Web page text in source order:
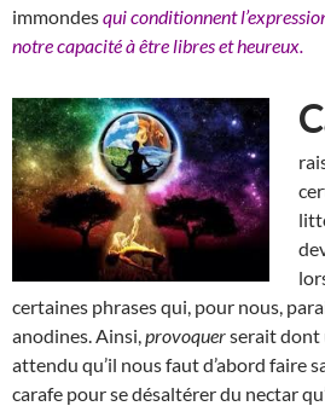
immondesqui conditionnent
notre capacité à être libres et heureux.
C
certaines phrases qui, pour nous,
anodines. Ainsi, provoquerserait dont
attendu qu’il nous faut d’abord faire
carafe pour se désaltérer du nectar